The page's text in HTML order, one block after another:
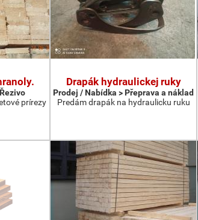
prírezy
Drapák hydraulickej ruky
Prodej / Nabídka > Přeprava a náklad
Predám drapák na hydraulicku ruku